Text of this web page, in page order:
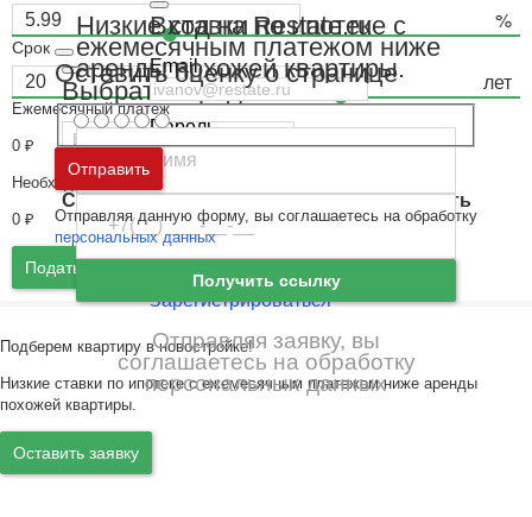
Выбрать город
Москва и
Московская область
Санкт-Петербург иЛенинградская область
Вход на Restate.ru
Email
Пароль
Войти Забыли пароль
Ещё нет аккаунта?
Зарегистрироваться
Срок
Ежемесячный платёж
0 ₽
Необходимый доход
0 ₽
Подать заявку
Подберем квартиру в новостройке!
Низкие ставки по ипотеке с ежемесячным платежом ниже аренды
похожей квартиры.
Оставить заявку
Низкие ставки по ипотеке с
ежемесячным платежом ниже
аренды похожей квартиры.
Получить ссылку
Отправляя заявку, вы
соглашаетесь на обработку
персональных данных
Оставить оценку о странице
Отправить
Отправляя данную форму, вы соглашаетесь на обработку
персональных данных